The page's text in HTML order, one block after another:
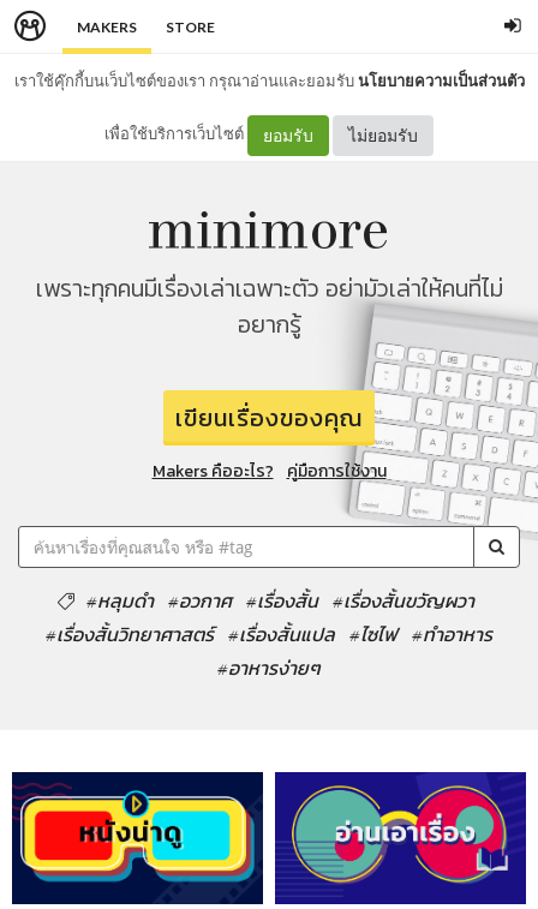
MAKERS STORE
เราใช้คุ๊กกี้บนเว็บไซต์ของเรา กรุณาอ่านและยอมรับนโยบายความเป็นส่วนตัว
เพื่อใช้บริการเว็บไซต์ ยอมรับ ไม่ยอมรับ
เพราะทุกคนมีเรื่องเล่าเฉพาะตัว อย่ามัวเล่าให้คนที่ไม่
อยากรู้
เขียนเรื่องของคุณ
Makers คืออะไร? คู่มือการใช้งาน
#หลุมดำ #อวกาศ #เรื่องสั้น #เรื่องสั้นขวัญผวา
#เรื่องสั้นวิทยาศาสตร์ #เรื่องสั้นแปล #ไซไฟ #ทำอาหาร
#อาหารง่ายๆ